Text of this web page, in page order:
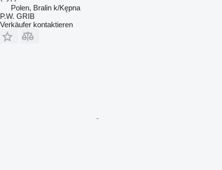
Polen, Bralin k/Kępna
P.W. GRIB
Verkäufer kontaktieren